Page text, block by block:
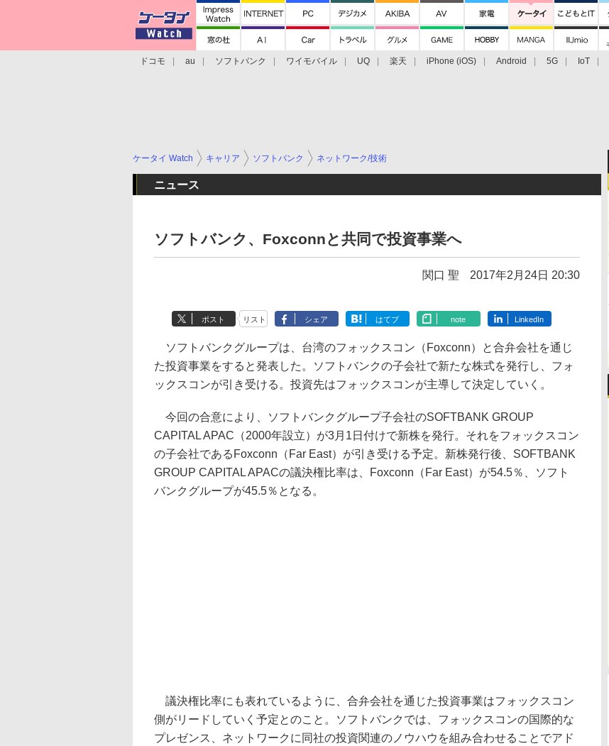
ドコモ au ソフトバンク ワイモバイル UQ 楽天 iPhone (iOS) Android 5G IoT
ケータイ Watch キャリア ソフトバンク ネットワーク/技術
ニュース
ソフトバンク、Foxconnと共同で投資事業へ
関口 聖 2017年2月24日 20:30
ポスト リスト シェア はてブ note LinkedIn
ソフトバンクグループは、台湾のフォックスコン（Foxconn）と合弁会社を通じ
た投資事業をすると発表した。ソフトバンクの子会社で新たな株式を発行し、フォ
ックスコンが引き受ける。投資先はフォックスコンが主導して決定していく。
今回の合意により、ソフトバンクグループ子会社のSOFTBANK GROUP
CAPITAL APAC（2000年設立）が3月1日付けで新株を発行。それをフォックスコン
の子会社であるFoxconn（Far East）が引き受ける予定。新株発行後、SOFTBANK
GROUP CAPITAL APACの議決権比率は、Foxconn（Far East）が54.5％、ソフト
バンクグループが45.5％となる。
議決権比率にも表れているように、合弁会社を通じた投資事業はフォックスコン
側がリードしていく予定とのこと。ソフトバンクでは、フォックスコンの国際的な
プレゼンス、ネットワークに同社の投資関連のノウハウを組み合わせることでアド